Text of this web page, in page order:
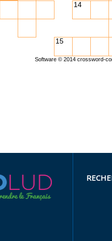
15
14
Software © 2014 crossword-